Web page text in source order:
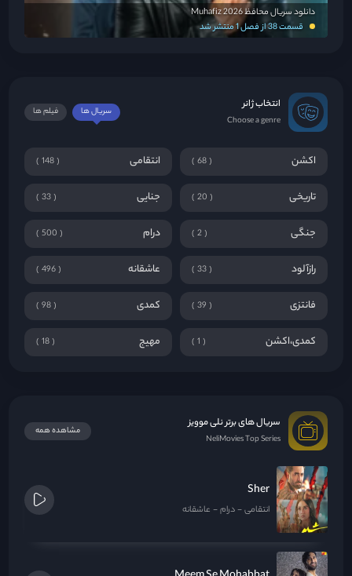
دانلود سریال محافظ Muhafiz 2026
قسمت 38 از فصل 1 منتشر شد
انتخاب ژانر
Choose a genre
فیلم ها سریال ها
اکشن 68 انتقامی 148
تاریخی 20 جنایی 33
جنگی 2 درام 500
رازآلود 33 عاشقانه 496
فانتزی 39 کمدی 98
کمدی،اکشن 1 مهیج 18
سریال های برتر نلی موویز
NeliMovies Top Series
مشاهده همه
Sher
انتقامی درام عاشقانه